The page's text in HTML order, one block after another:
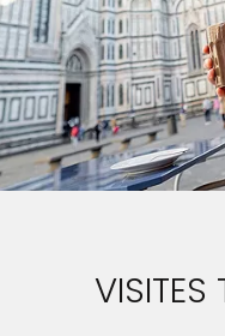
VISITES